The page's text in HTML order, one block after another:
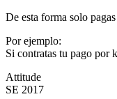
De esta forma solo
Por ejemplo:
Si contratas tu pago por
Attitude
SE 2017